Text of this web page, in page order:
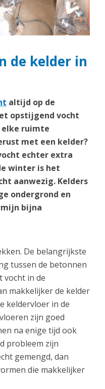
de kelder in
altijd op de
opstijgend vocht
elke ruimte
met een kelder?
echter extra
winter is het
aanwezig. Kelders
ondergrond en
bijna
De belangrijkste
tussen de betonnen
vocht in de
makkelijker de kelder
keldervloer in de
zijn goed
na enige tijd ook
probleem zijn
gemengd, dan
die makkelijker